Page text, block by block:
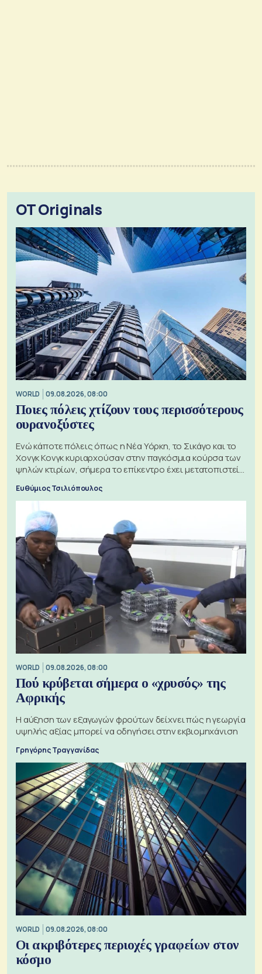
OT Originals
WORLD 09.08.2026, 08:00
Ποιες πόλεις χτίζουν τους περισσότερους
ουρανοξύστες
Ενώ κάποτε πόλεις όπως η Νέα Υόρκη, το Σικάγο και το
Χονγκ Κονγκ κυριαρχούσαν στην παγκόσμια κούρσα των
ψηλών κτιρίων, σήμερα το επίκεντρο έχει μετατοπιστεί
Ευθύμιος Τσιλιόπουλος
WORLD 09.08.2026, 08:00
Πού κρύβεται σήμερα ο «χρυσός» της
Αφρικής
Η αύξηση των εξαγωγών φρούτων δείχνει πώς η γεωργία
υψηλής αξίας μπορεί να οδηγήσει στην εκβιομηχάνιση
Γρηγόρης Τραγγανίδας
WORLD 09.08.2026, 08:00
Οι ακριβότερες περιοχές γραφείων στον
κόσμο